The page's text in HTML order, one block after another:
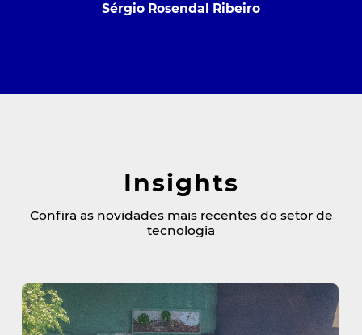
Sérgio Rosendal Ribeiro
Insights
Confira as novidades mais recentes do setor de
tecnologia